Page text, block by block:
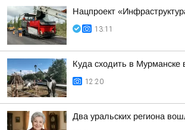
Нацпроект
13:11
Куда сходить в Мурманске
12:20
Два уральских региона